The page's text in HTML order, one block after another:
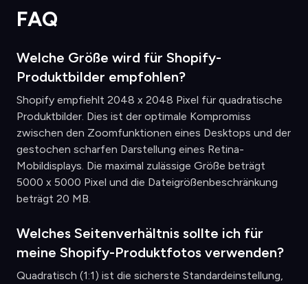
FAQ
Welche Größe wird für Shopify-
Produktbilder empfohlen?
Shopify empfiehlt 2048 x 2048 Pixel für quadratische
Produktbilder. Dies ist der optimale Kompromiss
zwischen den Zoomfunktionen eines Desktops und der
gestochen scharfen Darstellung eines Retina-
Mobildisplays. Die maximal zulässige Größe beträgt
5000 x 5000 Pixel und die Dateigrößenbeschränkung
beträgt 20 MB.
Welches Seitenverhältnis sollte ich für
meine Shopify-Produktfotos verwenden?
Quadratisch (1:1) ist die sicherste Standardeinstellung,